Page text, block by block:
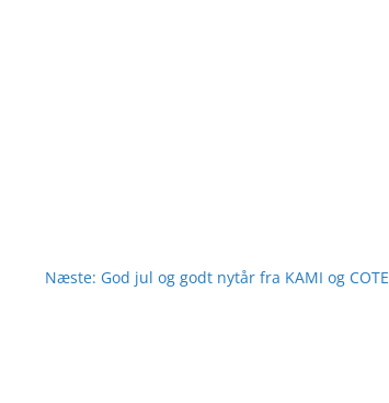
Næste: God jul og godt nytår fra KAMI og